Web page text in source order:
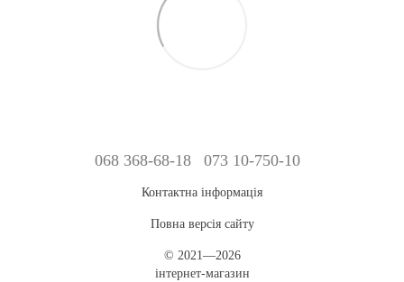
068 368-68-18 073 10-750-10
Контактна інформація
Повна версія сайту
© 2021—2026
інтернет-магазин